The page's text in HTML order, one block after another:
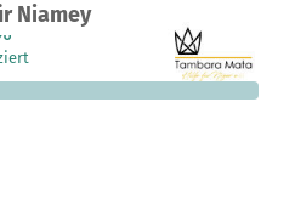
Niamey
117.014 €
fehlen noch